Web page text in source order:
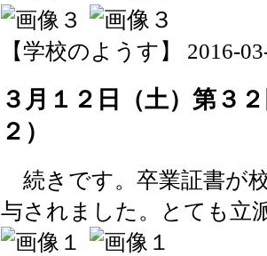
【学校のようす】 2016-
３月１２日（土）第３
２）
続きです。卒業証書が
与されました。とても立